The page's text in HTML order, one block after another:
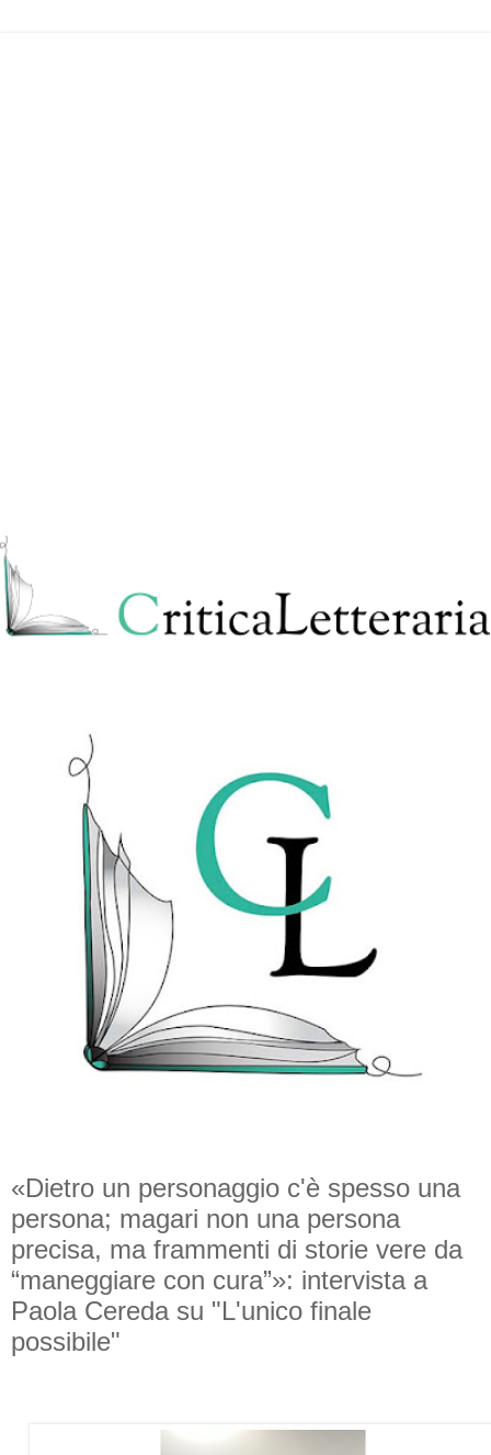
«Dietro un personaggio c'è spesso una
persona; magari non una persona
precisa, ma frammenti di storie vere da
“maneggiare con cura”»: intervista a
Paola Cereda su "L'unico finale
possibile"